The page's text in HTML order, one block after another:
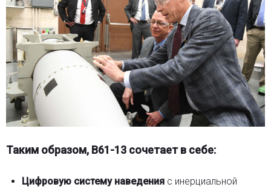
Таким образом, B61-13 сочетает в себе:
Цифровую систему наведенияс инерциальной